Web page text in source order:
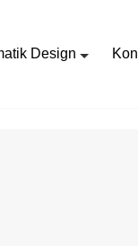
Design